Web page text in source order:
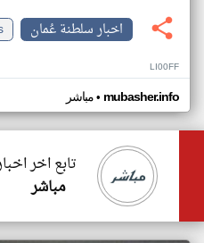
اخبار سلطنة عُمان
LI00FF
مباشر• mubasher.info
تابع اخر
مباشر